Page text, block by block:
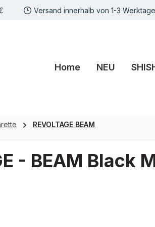
Versand innerhalb von 1-3 Werktage
Home NEU
REVOLTAGE BEAM
- BEAM